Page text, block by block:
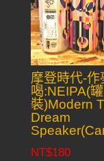
摩登時代-作
喝:NEIPA(罐
裝)Modern
Dream
NT$180